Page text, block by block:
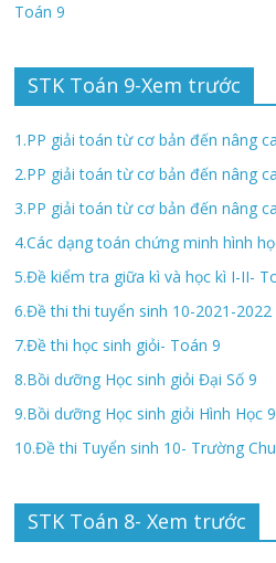
Toán 9
STK Toán 9-Xem trước
1.PP giải toán từ cơ bản đến nâng
2.PP giải toán từ cơ bản đến nâng
3.PP giải toán từ cơ bản đến nâng
4.Các dạng toán chứng minh hình
5.Đề kiểm tra giữa kì và học kì I-II-
6.Đề thi thi tuyển sinh 10-2021-2022
7.Đề thi học sinh giỏi- Toán 9
8.Bồi dưỡng Học sinh giỏi Đại Số 9
9.Bồi dưỡng Học sinh giỏi Hình Học 9
10.Đề thi Tuyển sinh 10- Trường
STK Toán 8- Xem trước